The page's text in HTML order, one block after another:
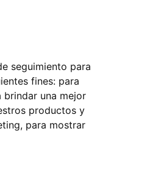
seguimiento para
fines: para
brindar una mejor
productos y
, para mostrar